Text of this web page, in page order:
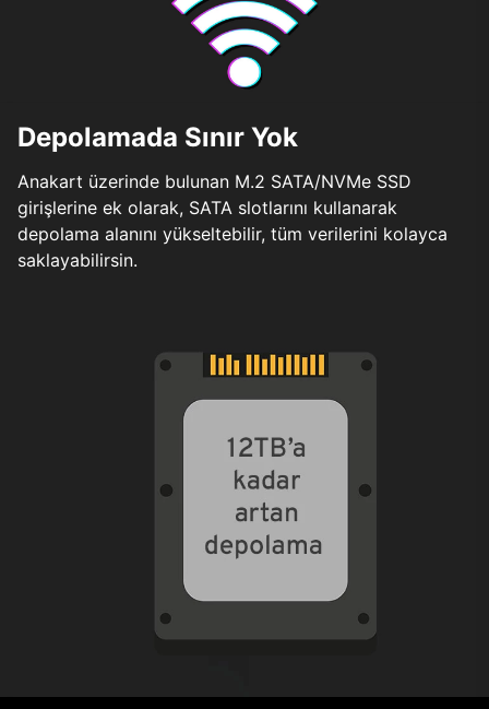
Depolamada Sınır Yok
Anakart üzerinde bulunan M.2 SATA/NVMe SSD
girişlerine ek olarak, SATA slotlarını kullanarak
depolama alanını yükseltebilir, tüm verilerini kolayca
saklayabilirsin.